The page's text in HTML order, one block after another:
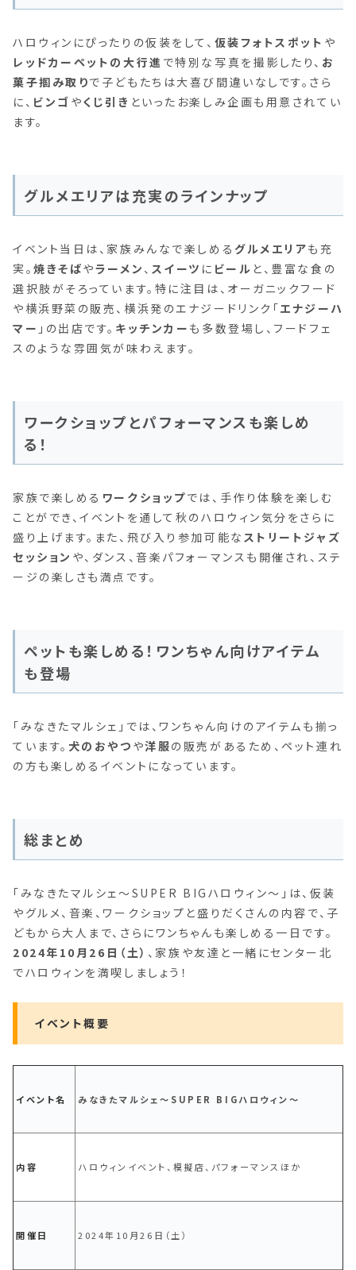
ハロウィンにぴったりの仮装をして、 仮装フォトスポット や
レッドカーペットの大行進 で特別な写真を撮影したり、 お
菓子掴み取りで子どもたちは大喜び間違いなしです。さら
に、 ビンゴ やくじ引き といったお楽しみ企画も用意されてい
ます。
グルメエリアは充実のラインナップ
イベント当日は、家族みんなで楽しめるグルメエリアも充
実。焼きそばやラーメン 、 スイーツ に ビール と、豊富な食の
選択肢がそろっています。特に注目は、オーガニックフード
や横浜野菜の販売、横浜発のエナジードリンク「エナジーハ
マー 」の出店です。 キッチンカー も多数登場し、フードフェ
スのような雰囲気が味わえます。
ワークショップとパフォーマンスも楽しめ
る！
家族で楽しめる ワークショップでは、手作り体験を楽しむ
ことができ、イベントを通して秋のハロウィン気分をさらに
盛り上げます。また、飛び入り参加可能な ストリートジャズ
セッション や、ダンス、音楽パフォーマンスも開催され、ステ
ージの楽しさも満点です。
ペットも楽しめる！ワンちゃん向けアイテム
も登場
「みなきたマルシェ」では、ワンちゃん向けのアイテムも揃っ
ています。 犬のおやつ や洋服の販売があるため、ペット連れ
の方も楽しめるイベントになっています。
総まとめ
「みなきたマルシェ～SUPER BIGハロウィン～」は、仮装
やグルメ、音楽、ワークショップと盛りだくさんの内容で、子
どもから大人まで、さらにワンちゃんも楽しめる一日です。
2024年10月26日（土） 、家族や友達と一緒にセンター北
でハロウィンを満喫しましょう！
イベント概要
イベント名 みなきたマルシェ～SUPER BIGハロウィン～
内容 ハロウィンイベント、模擬店、パフォーマンスほか
開催日 2024年10月26日（土）